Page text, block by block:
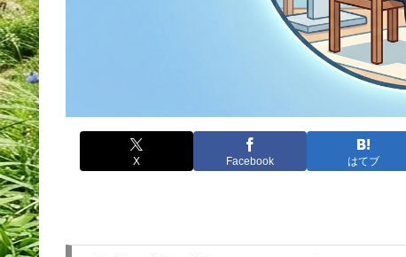
X Facebook はてブ